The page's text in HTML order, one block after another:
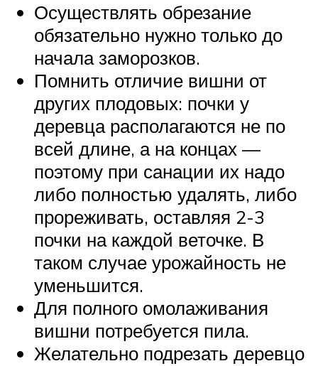
Осуществлять обрезание
обязательно нужно только до
начала заморозков.
Помнить отличие вишни от
других плодовых: почки у
деревца располагаются не по
всей длине, а на концах —
поэтому при санации их надо
либо полностью удалять, либо
прореживать, оставляя 2-3
почки на каждой веточке. В
таком случае урожайность не
уменьшится.
Для полного омолаживания
вишни потребуется пила.
Желательно подрезать деревцо